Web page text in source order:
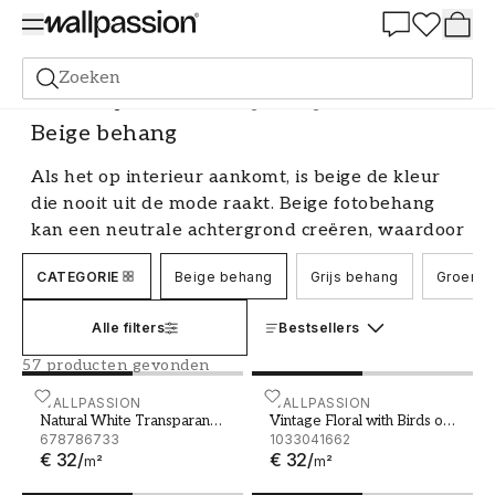
Zoeken
Fotobehang Kleurenschaal Beige behang
Beige behang
Als het op interieur aankomt, is beige de kleur
die nooit uit de mode raakt. Beige fotobehang
kan een neutrale achtergrond creëren, waardoor
de kamer groter en lichter aanvoelt en
tegelijkertijd ruimte biedt voor andere
tint werkt harmonieus samen met verschillende
interieurstijlen en kleurenpaletten, waardoor je
de flexibiliteit hebt om je interieur te
veranderen zonder je behang te hoeven
vervangen. Ze kunnen ook bijdragen aan een
warme en uitnodigende sfeer, perfect voor het
CATEGORIE Beige behang Grijs behang Groen
Alle filters Bestsellers
57 producten gevonden
WALLPASSION
Natural White Transparant
Leaves
678786733
€ 32/m²
Natural White Transparant Leaves
WALLPASSION
Vintage Floral with Birds on
Branches
1033041662
€ 32/m²
Vintage Floral with Birds